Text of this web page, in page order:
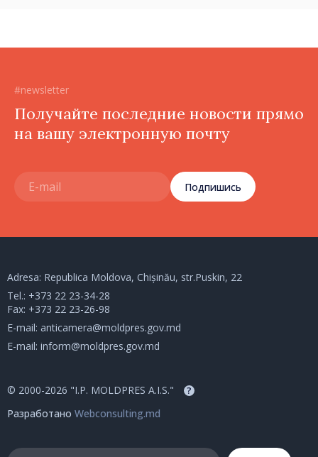
#newsletter
Получайте последние новости прямо
на вашу электронную почту
Подпишись
Adresa: Republica Moldova, Chișinău, str.Puskin, 22
Tel.: +373 22 23-34-28
Fax: +373 22 23-26-98
E-mail: anticamera@moldpres.gov.md
E-mail: inform@moldpres.gov.md
© 2000-2026 "I.P. MOLDPRES A.I.S." ?
Разработано Webconsulting.md